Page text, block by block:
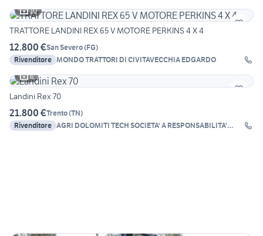
10
TRATTORE LANDINI REX 65 V MOTORE PERKINS 4 X 4
12.800 €San Severo(FG)
Rivenditore MONDO TRATTORI DI CIVITAVECCHIA EDGARDO
6
Landini Rex 70
21.800 €Trento(TN)
Rivenditore AGRI DOLOMITI TECH SOCIETA' A RESPONSABILITA'